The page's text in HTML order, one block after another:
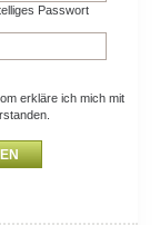
Passwort
erkläre ich mich mit